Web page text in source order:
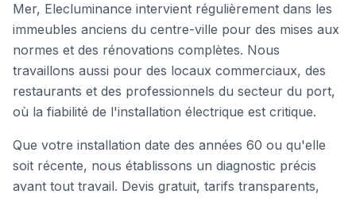
Mer, Elecluminance intervient régulièrement dans les
immeubles anciens du centre-ville pour des mises aux
normes et des rénovations complètes. Nous
travaillons aussi pour des locaux commerciaux, des
restaurants et des professionnels du secteur du port,
où la fiabilité de l'installation électrique est critique.
Que votre installation date des années 60 ou qu'elle
soit récente, nous établissons un diagnostic précis
avant tout travail. Devis gratuit, tarifs transparents,